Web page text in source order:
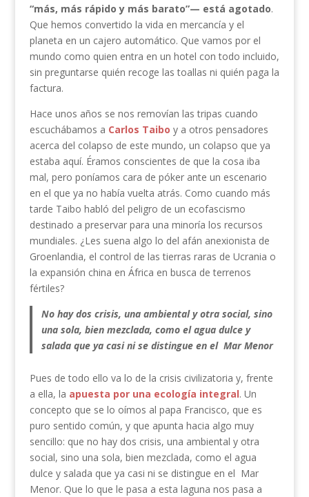
“más, más rápido y más barato”— está agotado.
Que hemos convertido la vida en mercancía y el
planeta en un cajero automático. Que vamos por el
mundo como quien entra en un hotel con todo incluido,
sin preguntarse quién recoge las toallas ni quién paga la
factura.
Hace unos años se nos removían las tripas cuando
escuchábamos a Carlos Taibo y a otros pensadores
acerca del colapso de este mundo, un colapso que ya
estaba aquí. Éramos conscientes de que la cosa iba
mal, pero poníamos cara de póker ante un escenario
en el que ya no había vuelta atrás. Como cuando más
tarde Taibo habló del peligro de un ecofascismo
destinado a preservar para una minoría los recursos
mundiales. ¿Les suena algo lo del afán anexionista de
Groenlandia, el control de las tierras raras de Ucrania o
la expansión china en África en busca de terrenos
fértiles?
No hay dos crisis, una ambiental y otra social, sino
una sola, bien mezclada, como el agua dulce y
salada que ya casi ni se distingue en el Mar Menor
Pues de todo ello va lo de la crisis civilizatoria y, frente
a ella, la apuesta por una ecología integral. Un
concepto que se lo oímos al papa Francisco, que es
puro sentido común, y que apunta hacia algo muy
sencillo: que no hay dos crisis, una ambiental y otra
social, sino una sola, bien mezclada, como el agua
dulce y salada que ya casi ni se distingue en el Mar
Menor. Que lo que le pasa a esta laguna nos pasa a